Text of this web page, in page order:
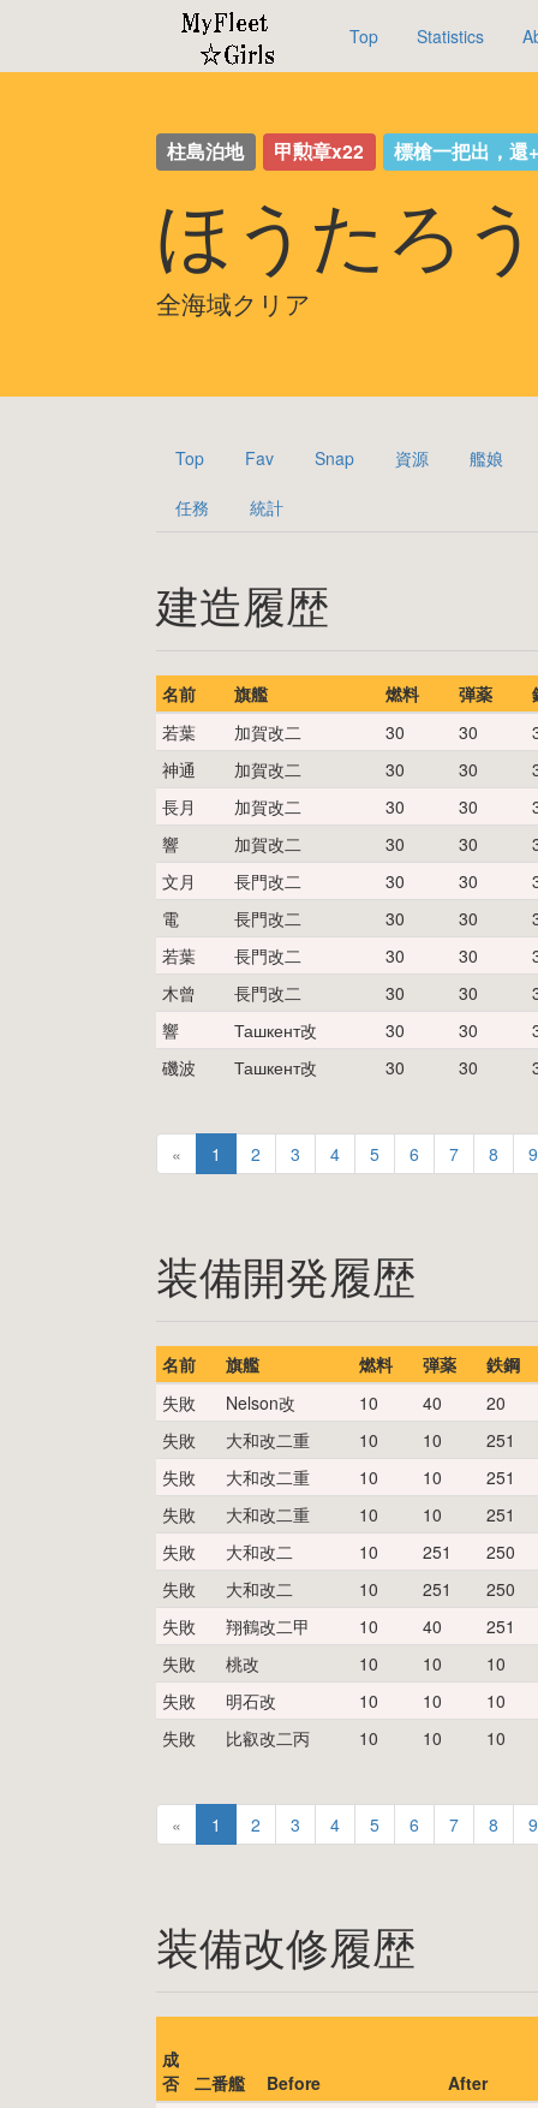
Top Statistics
柱島泊地 甲勲章x22 標槍一把出，還
ほうたろ
全海域クリア
Top Fav Snap 資源 艦娘
任務 統計
建造履歴
名前 旗艦 燃料 弾薬
若葉
加賀改二 30 30
神通
加賀改二 30 30
長月
加賀改二 30 30
響
加賀改二 30 30
文月
長門改二 30 30
電
長門改二 30 30
若葉
長門改二 30 30
木曾
長門改二 30 30
響
Ташкент改 30 30
磯波
Ташкент改 30 30
« 1 2 3 4 5 6 7 8 9
装備開発履歴
名前 旗艦 燃料 弾薬
鉄鋼
失敗
Nelson改 10 40
20
失敗
大和改二重 10 10
251
失敗
大和改二重 10 10
251
失敗
大和改二重 10 10
251
失敗
大和改二 10 251
250
失敗
大和改二 10 251
250
失敗
翔鶴改二甲 10 40
251
失敗
桃改 10 10
10
失敗
明石改 10 10
10
失敗
比叡改二丙 10 10 10
« 1 2 3 4 5 6 7 8 9
装備改修履歴
成
否
二番艦 Before
After